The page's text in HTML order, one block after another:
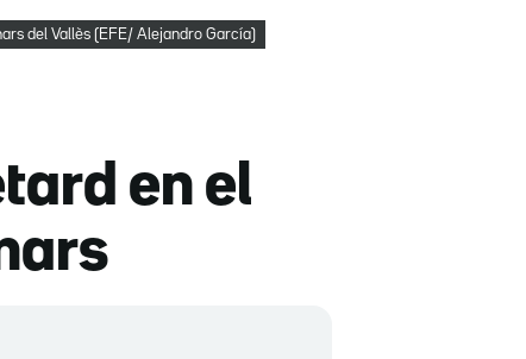
del Vallès (EFE/ Alejandro García)
en el